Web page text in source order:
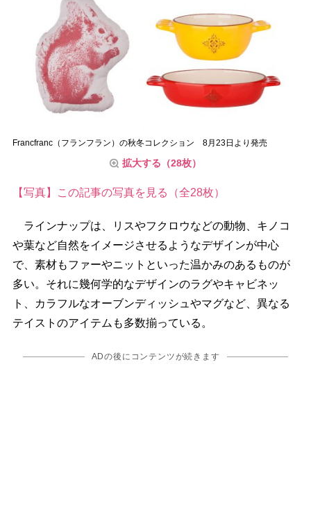
Francfranc（フランフラン）の秋冬コレクション 8月23日より発売
拡大する（28枚）
【写真】この記事の写真を見る（全28枚）
ラインナップは、リスやフクロウなどの動物、キノコ
葉など自然をイメージさせるようなデザインが中心
で、素材もファーやニットといった温かみのあるものが
多い。それに幾何学的なデザインのラグやキャビネッ
ト、カラフルなオーブンディッシュやマグなど、異なる
テイストのアイテムも多数揃っている。
ADの後にコンテンツが続きます